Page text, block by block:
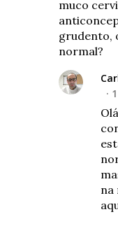
muco
grudento,
normal?
na